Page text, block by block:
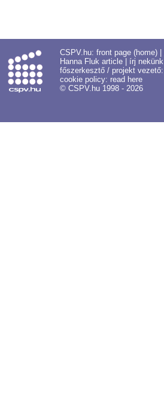
CSPV.hu: front page (home)
Hanna Fluk article
írj nekünk
főszerkesztő / projekt vezető:
cookie policy: read here
© CSPV.hu 1998 - 2026